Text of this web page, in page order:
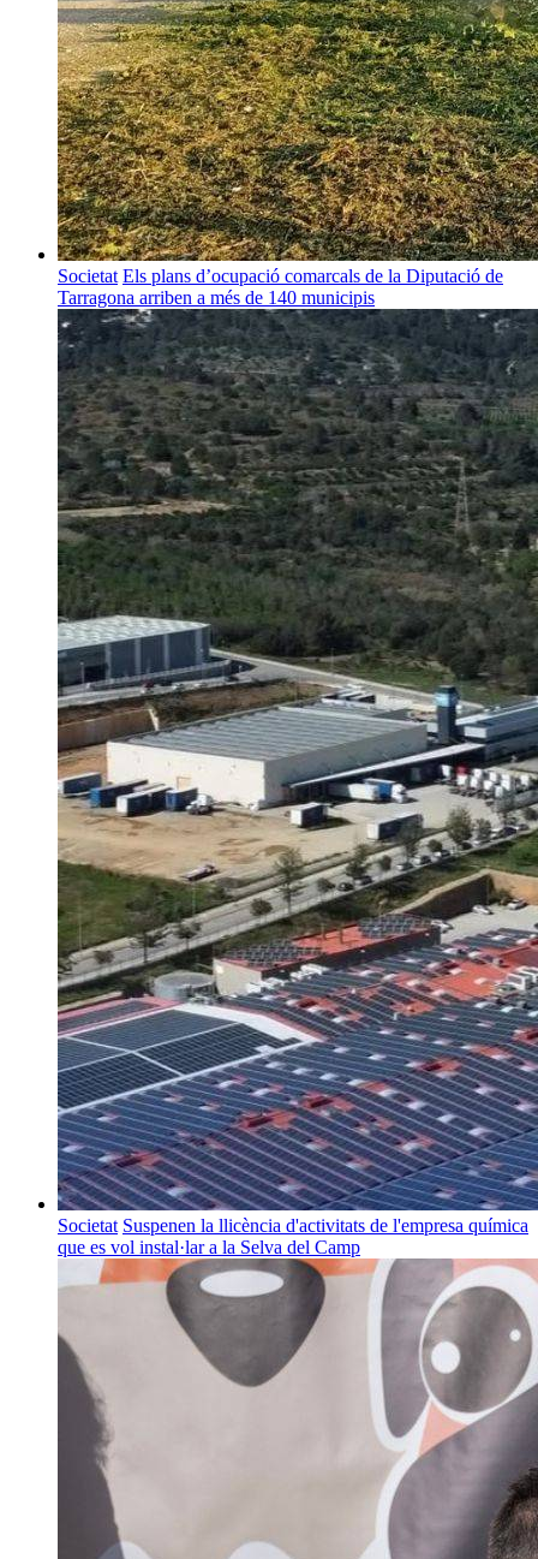
Societat Els plans d’ocupació comarcals de la Diputació de
Tarragona arriben a més de 140 municipis
Societat Suspenen la llicència d'activitats de l'empresa química
que es vol instal·lar a la Selva del Camp